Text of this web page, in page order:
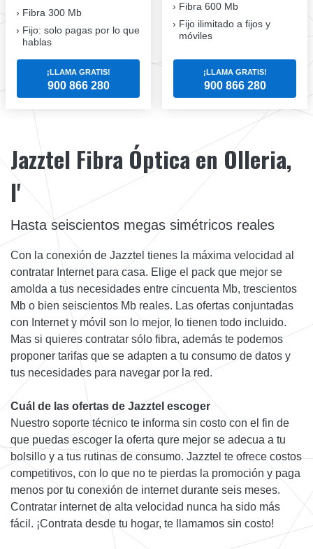
Fibra 300 Mb
Fijo: solo pagas por lo que
hablas
¡LLAMA GRATIS!
900 866 280
Fibra 600 Mb
Fijo ilimitado a fijos y
móviles
¡LLAMA GRATIS!
900 866 280
Jazztel Fibra Óptica en Olleria,
l'
Hasta seiscientos megas simétricos reales
Con la conexión de Jazztel tienes la máxima velocidad al
contratar Internet para casa. Elige el pack que mejor se
amolda a tus necesidades entre cincuenta Mb, trescientos
Mb o bien seiscientos Mb reales. Las ofertas conjuntadas
con Internet y móvil son lo mejor, lo tienen todo incluido.
Mas si quieres contratar sólo fibra, además te podemos
proponer tarifas que se adapten a tu consumo de datos y
tus necesidades para navegar por la red.
Cuál de las ofertas de Jazztel escoger
Nuestro soporte técnico te informa sin costo con el fin de
que puedas escoger la oferta qure mejor se adecua a tu
bolsillo y a tus rutinas de consumo. Jazztel te ofrece costos
competitivos, con lo que no te pierdas la promoción y paga
menos por tu conexión de internet durante seis meses.
Contratar internet de alta velocidad nunca ha sido más
fácil. ¡Contrata desde tu hogar, te llamamos sin costo!